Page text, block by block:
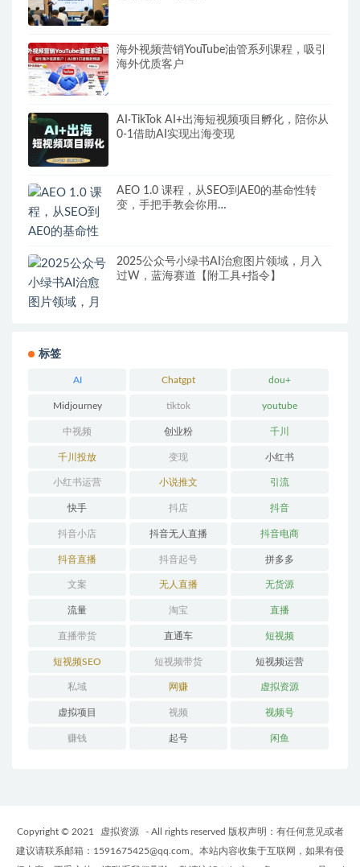
海外视频营销YouTube油管系列课程，吸引
海外优质客户
AI·TikTok AI+出海短视频项目孵化，陪你从
0-1借助AI实现出海变现
AEO 1.0 课程，从SEO到AE0的基命性转
变，手把手教会你用
2025公众号小绿书AI治愈图片领域，月入
过W，蓝海赛道【附工具+指令】
标签
AI Chatgpt dou+
Midjourney tiktok youtube
中视频 创业粉 千川
千川投放 变现 小红书
小红书运营 小说推文 引流
快手 抖店 抖音
抖音小店 抖音无人直播 抖音电商
抖音直播 抖音起号 拼多多
文案 无人直播 无货源
流量 淘宝 直播
直播带货 直通车 短视频
短视频SEO 短视频带货 短视频运营
私域 网赚 虚拟资源
虚拟项目 视频 视频号
赚钱 起号 闲鱼
Copyright © 2021 虚拟资源
- All rights reserved 版权声明：有任何意见或者
建议请联系邮箱：1591675425@qq.com。本站内容收集于互联网，如果有侵